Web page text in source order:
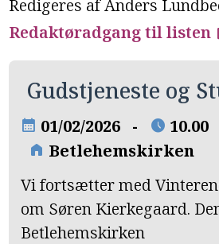
Redigeres af Anders
Redaktøradgang til listen
Gudstjeneste og
calendar_month 01/02/2026 - schedule 10.00
home Betlehemskirken
Vi fortsætter med
om Søren Kierkegaard.
Betlehemskirken